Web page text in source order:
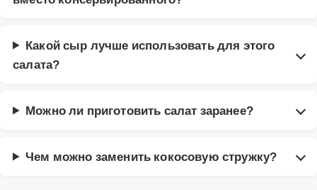
Какой сыр лучше использовать для этого
салата?
Можно ли приготовить салат заранее?
Чем можно заменить кокосовую стружку?